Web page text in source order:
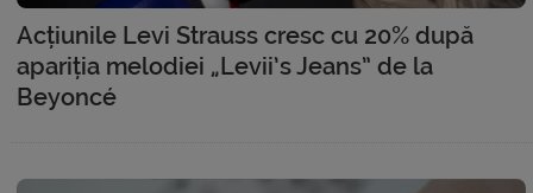
Acțiunile Levi Strauss cresc cu 20% după
apariția melodiei „Levii’s Jeans” de la
Beyoncé